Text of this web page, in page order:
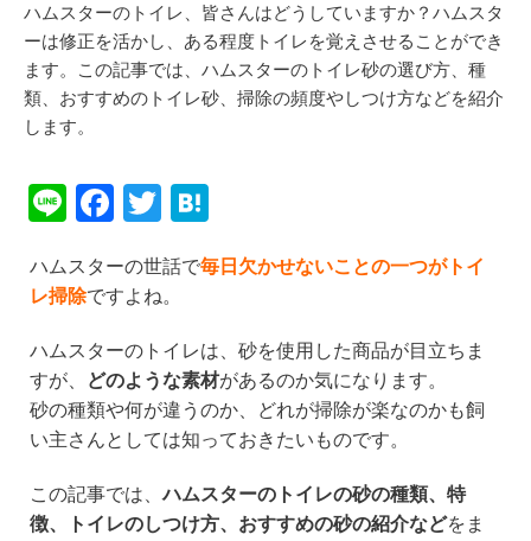
ハムスターのトイレ、皆さんはどうしていますか？ハムスタ
ーは修正を活かし、ある程度トイレを覚えさせることができ
ます。この記事では、ハムスターのトイレ砂の選び方、種
類、おすすめのトイレ砂、掃除の頻度やしつけ方などを紹介
します。
Li
e
F
c
e
b
o
o
T
tt
er
e
a
ハムスターの世話で毎日欠かせないことの一つがトイ
レ掃除ですよね。
ハムスターのトイレは、砂を使用した商品が目立ちま
すが、
どのような素材があるのか気になります。
砂の種類や何が違うのか、どれが掃除が楽なのかも飼
い主さんとしては知っておきたいものです。
この記事では、ハムスターのトイレの砂の種類、特
徴、トイレのしつけ方、おすすめの砂の紹介などをま